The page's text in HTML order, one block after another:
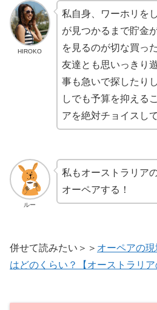
HIROKO
私自身、ワーホリを
が見つかるまで貯金
を見るのが切な買っ
友達とも思いっきり
事も急いで探したり
しでも予算を抑える
アを絶対チョイスし
ルー
私もオーストラリア
オーペアする！
併せて読みたい＞＞ オーペアの
はどのくらい？【オーストラリア